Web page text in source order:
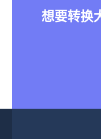
想要转换